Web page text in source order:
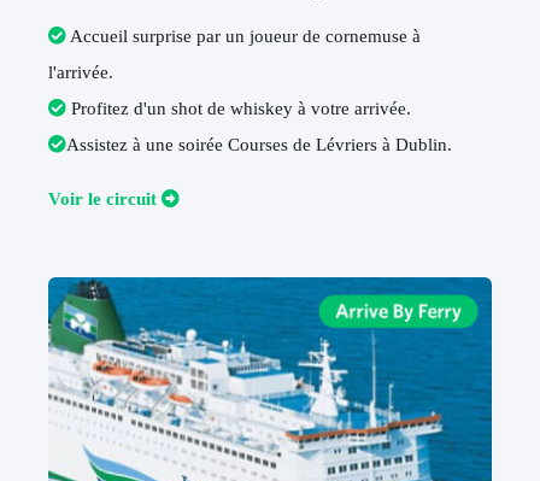
Accueil surprise par un joueur de cornemuse à
l'arrivée.
Profitez d'un shot de whiskey à votre arrivée.
Assistez à une soirée Courses de Lévriers à Dublin.
Voir le circuit